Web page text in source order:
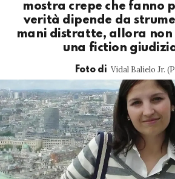
mostra crepe che fanno
verità dipende da
mani distratte, allora non
una fiction
Foto di Vidal Balielo Jr.